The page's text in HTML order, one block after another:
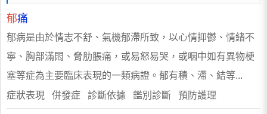
郁痛
郁病是由於情志不舒、氣機郁滯所致，以心情抑鬱、情緒不
寧、胸部滿悶、脅肋脹痛，或易怒易哭，或咽中如有異物梗
塞等症為主要臨床表現的一類病證。郁有積、滯、結等...
症狀表現 併發症 診斷依據 鑑別診斷 預防護理